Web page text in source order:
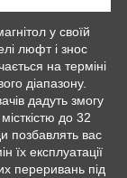
у своїй
люфт і знос
на терміні
діапазону.
дадуть змогу
до 32
позбавлять вас
їх експлуатації
переривань під